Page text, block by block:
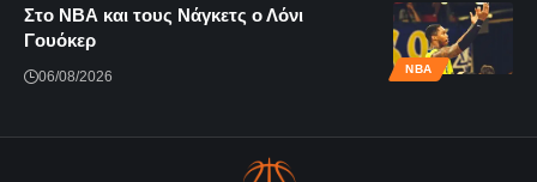
NBA
Στο ΝΒΑ και τους Νάγκετς ο Λόνι
Γουόκερ
06/08/2026